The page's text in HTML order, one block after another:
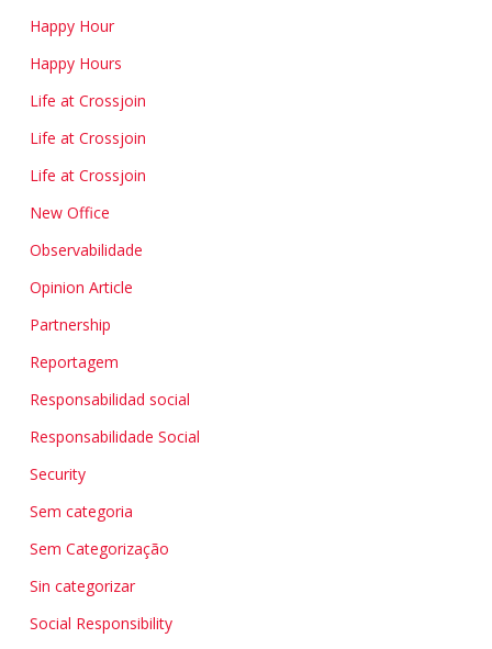
Happy Hour
Happy Hours
Life at Crossjoin
Life at Crossjoin
Life at Crossjoin
New Office
Observabilidade
Opinion Article
Partnership
Reportagem
Responsabilidad social
Responsabilidade Social
Security
Sem categoria
Sem Categorização
Sin categorizar
Social Responsibility